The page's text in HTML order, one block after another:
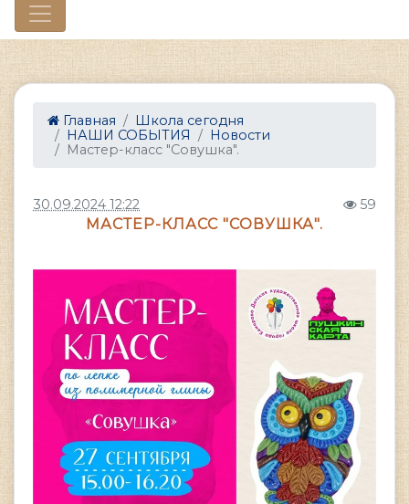
Главная
Школа сегодня
НАШИ СОБЫТИЯ
Новости
Мастер-класс "Совушка".
30.09.2024 12:22 59
МАСТЕР-КЛАСС "СОВУШКА".